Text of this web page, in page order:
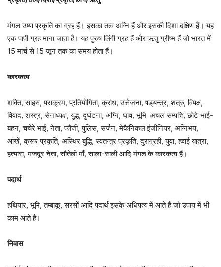
मंगल उष्ण प्रकृति का ग्रह हैं। इसका तत्व अग्नि हैं और इसकी दिशा दक्षिण हैं। यह
एक पापी ग्रह माना जाता हैं। यह पुरुष लिंगी ग्रह हैं और ऋतु ग्रीष्म हैं जो भारत में
15 मार्च से 15 जून तक का समय होता हैं।
कारकत्व
शक्ति, साहस, पराक्रम, प्रतियोगिता, क्रोध, उत्तेजना, षड्‌यन्त्र, शत्रु, विपक्ष,
विवाद, शस्त्र, सेनाध्यक्ष, युद्ध, दुर्घटना, अग्नि, घाव, भूमि, अचल सम्पत्ति, छोटे भाई-
बहन, चचेरे भाई, नेता, फौजी, पुलिस, सर्जन, मेकैनिकल इंजीनियर, अग्निभय,
आंखें, क्रूर प्रकृति, अस्थिर बुद्धि, स्वतन्त्र प्रकृति, दुराग्रही, युवा, हवाई यात्रा,
हत्यारा, मजदूर नेता, सौतेली माँ, साला-साली आदि मंगल के कारकत्व हैं।
पदार्थ
हथियार, भूमि, तम्बाकू, सरसों आदि पदार्थ इसके अधिपत्य में आते हैं जो उपाय में भी
काम आते हैं।
निवास